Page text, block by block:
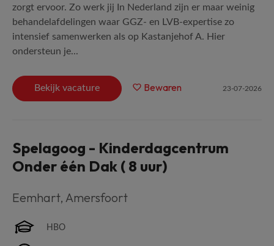
zorgt ervoor. Zo werk jij In Nederland zijn er maar weinig
behandelafdelingen waar GGZ- en LVB-expertise zo
intensief samenwerken als op Kastanjehof A. Hier
ondersteun je...
Bekijk vacature Bewaren 23-07-2026
Spelagoog - Kinderdagcentrum
Onder één Dak ( 8 uur)
Eemhart, Amersfoort
HBO